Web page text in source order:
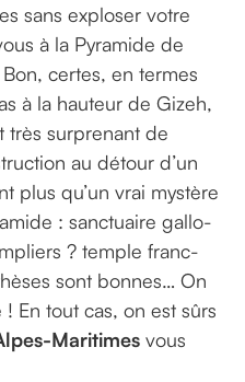
sans exploser votre
à la Pyramide de
certes, en termes
à la hauteur de Gizeh,
très surprenant de
au détour d’un
plus qu’un vrai mystère
: sanctuaire gallo-
? temple franc-
sont bonnes… On
En tout cas, on est sûrs
Maritimes vous